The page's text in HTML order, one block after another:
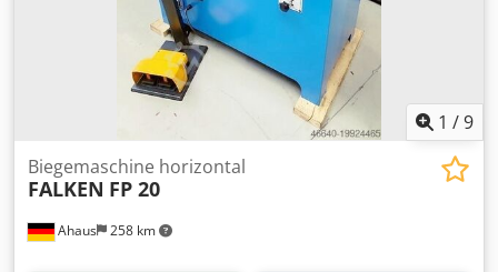
1 /9
Ahaus 258 km
Biegemaschine horizontal
FALKEN FP 20